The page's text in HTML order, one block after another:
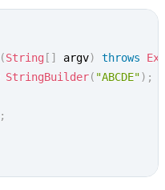
(String [ ] argv) throws
StringBuilder( "ABCDE") ;
;